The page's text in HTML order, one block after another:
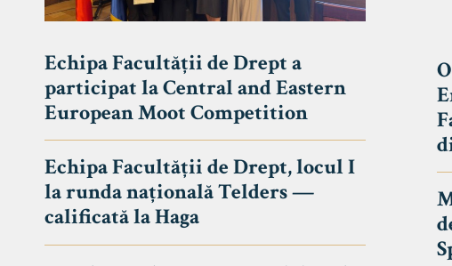
Echipa Facultății de Drept a
participat la Central and Eastern
European Moot Competition
Echipa Facultății de Drept, locul I
la runda națională Telders —
calificată la Haga